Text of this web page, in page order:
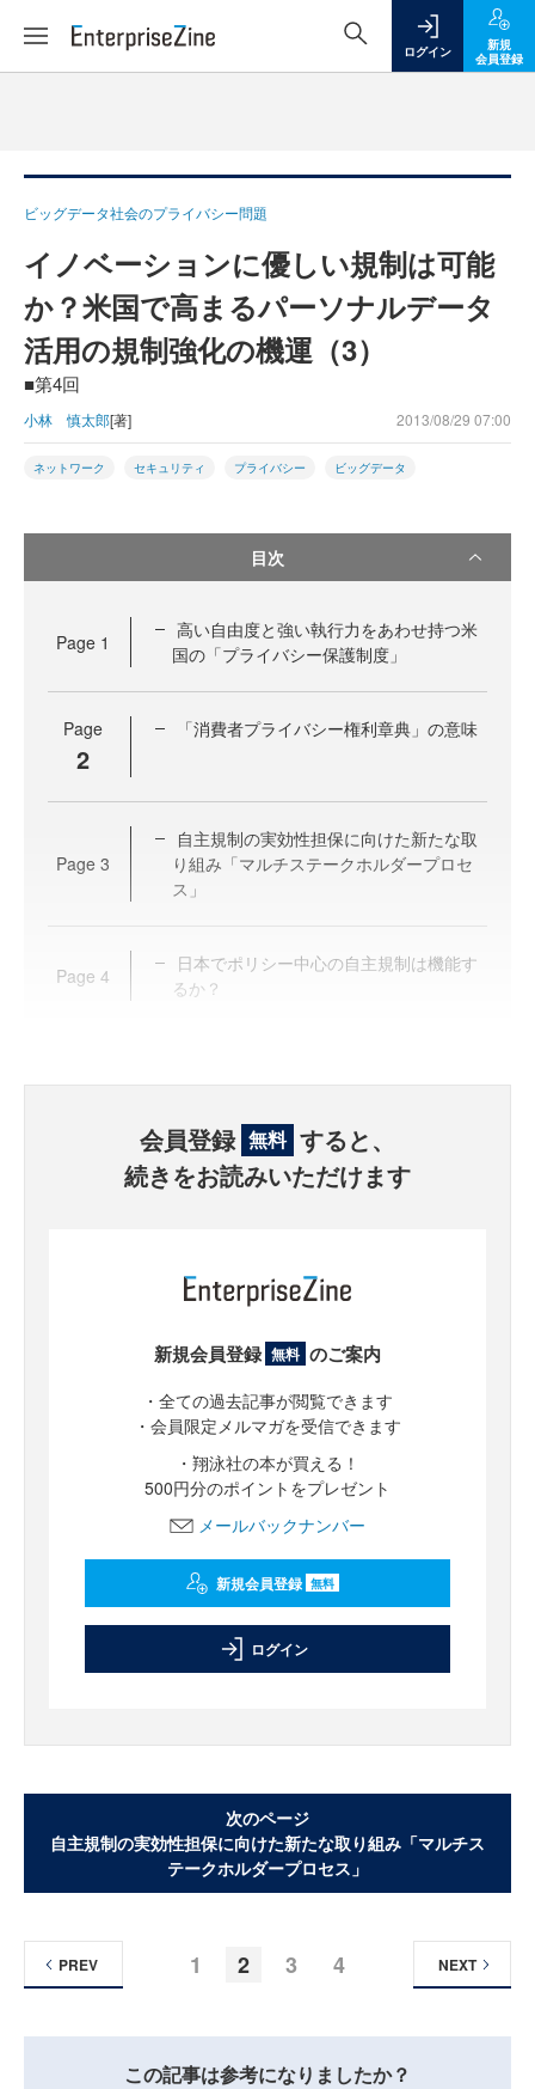
ログイン
新規
会員登録
ビッグデータ社会のプライバシー問題
イノベーションに優しい規制は可能
か？米国で高まるパーソナルデータ
活用の規制強化の機運（3）
■第4回
小林 慎太郎[著] 2013/08/29 07:00
ネットワーク セキュリティ プライバシー ビッグデータ
目次
Page 1
高い自由度と強い執行力をあわせ持つ米
国の「プライバシー保護制度」
Page
2
「消費者プライバシー権利章典」の意味
Page 3
自主規制の実効性担保に向けた新たな取
り組み「マルチステークホルダープロセ
ス」
Page 4
日本でポリシー中心の自主規制は機能す
るか？
会員登録 無料 すると、
続きをお読みいただけます
新規会員登録 無料 のご案内
・全ての過去記事が閲覧できます
・会員限定メルマガを受信できます
・翔泳社の本が買える！
500円分のポイントをプレゼント
メールバックナンバー
新規会員登録 無料
ログイン
次のページ
自主規制の実効性担保に向けた新たな取り組み「マルチス
テークホルダープロセス」
1 2 3 4
PREV NEXT
この記事は参考になりましたか？